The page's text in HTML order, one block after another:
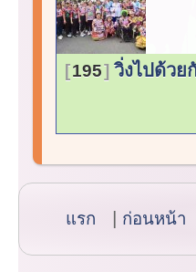
195 วิ่งไปด้วย
แรก ก่อนหน้า